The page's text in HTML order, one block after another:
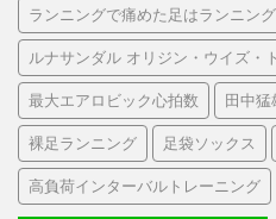
ランニングで痛めた足はランニン
ルナサンダル オリジン・ウイズ・
最大エアロビック心拍数 田中猛
裸足ランニング 足袋ソックス
高負荷インターバルトレーニング